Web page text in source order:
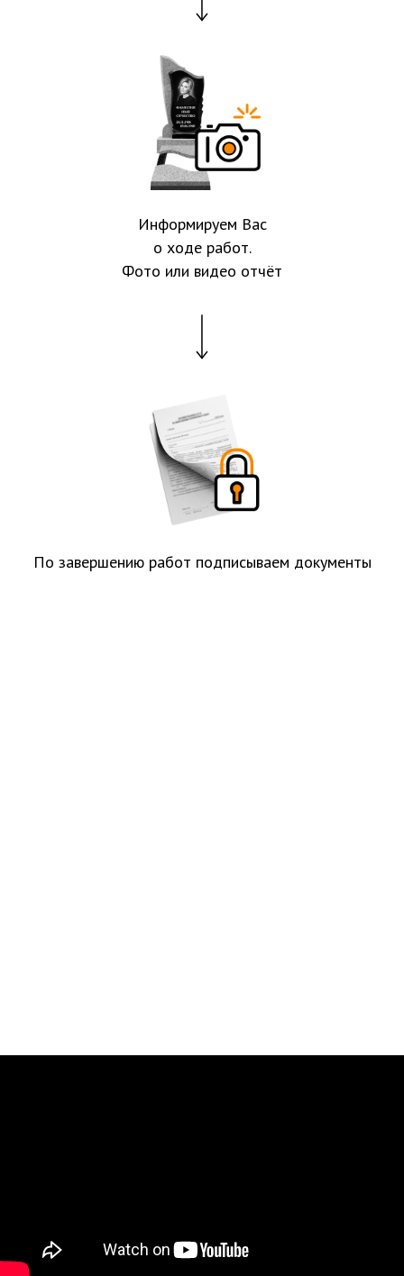
Информируем Вас
о ходе работ.
Фото или видео отчёт
По завершению работ подписываем документы